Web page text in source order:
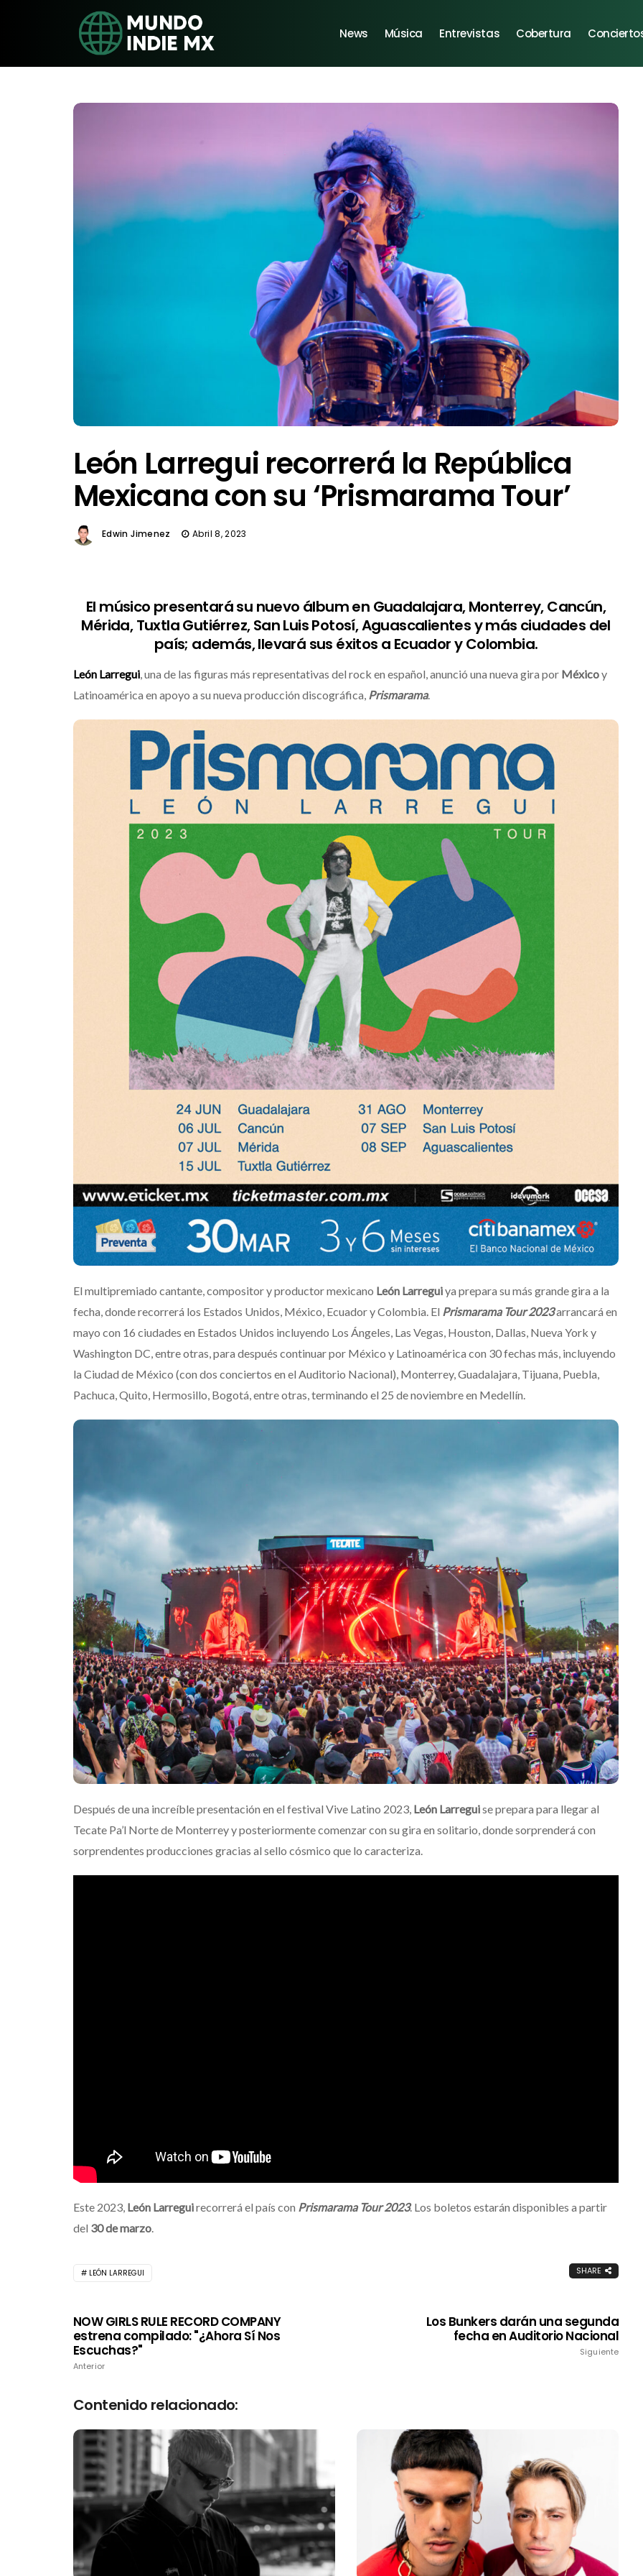
News Música Entrevistas Cobertura
León Larregui recorrerá la República
Mexicana con su ‘Prismarama Tour’
Edwin Jimenez Abril 8, 2023
El músico presentará su nuevo álbum en Guadalajara, Monterrey, Cancún,
Mérida, Tuxtla Gutiérrez, San Luis Potosí, Aguascalientes y más ciudades del
país; además, llevará sus éxitos a Ecuador y Colombia.
León Larregui , una de las figuras más representativas del rock en español, anunció una nueva gira por Méxicoy
Latinoamérica en apoyo a su nueva producción discográfica, Prismarama.
El multipremiado cantante, compositor y productor mexicano León Larreguiya prepara su más grande gira a la
fecha, donde recorrerá los Estados Unidos, México, Ecuador y Colombia. El Prismarama Tour 2023arrancará en
mayo con 16 ciudades en Estados Unidos incluyendo Los Ángeles, Las Vegas, Houston, Dallas, Nueva York y
Washington DC, entre otras, para después continuar por México y Latinoamérica con 30 fechas más, incluyendo
la Ciudad de México (con dos conciertos en el Auditorio Nacional), Monterrey, Guadalajara, Tijuana, Puebla,
Pachuca, Quito, Hermosillo, Bogotá, entre otras, terminando el 25 de noviembre en Medellín.
Después de una increíble presentación en el festival Vive Latino 2023, León Larreguise prepara para llegar al
Tecate Pa’l Norte de Monterrey y posteriormente comenzar con su gira en solitario, donde sorprenderá con
sorprendentes producciones gracias al sello cósmico que lo caracteriza.
Este 2023, León Larreguirecorrerá el país con Prismarama Tour 2023. Los boletos estarán disponibles a partir
del 30 de marzo.
LEÓN LARREGUI SHARE
NOW GIRLS RULE RECORD COMPANY
estrena compilado: "¿Ahora Sí Nos
Escuchas?"
Anterior
Los Bunkers darán una segunda
fecha en Auditorio Nacional
Siguiente
Contenido relacionado:
Destino Dos Equis 2026: La
gran celebración sonora
que transformará las
noches de Boca del Río y
Edwin Jimenez Julio 13, 2026
JACK WHITE lanza su
séptimo álbum de estudio
‘Frozen Charlotte’
Edwin Jimenez